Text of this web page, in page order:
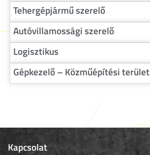
Tehergépjármű szerelő
Autóvillamossági szerelő
Logisztikus
Gépkezelő – Közműépítési terület
Kapcsolat